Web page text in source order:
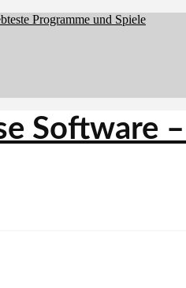
Programme und Spiele